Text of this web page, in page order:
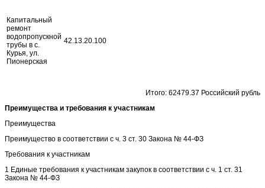
Капитальный
ремонт
водопропускной
трубы в с.
Курья, ул.
Пионерская
42.13.20.100
Итого: 62479.37 Российский рубль
Преимущества и требования к участникам
Преимущества
Преимущество в соответствии с ч. 3 ст. 30 Закона № 44-ФЗ
Требования к участникам
1 Единые требования к участникам закупок в соответствии с ч. 1 ст. 31
Закона № 44-ФЗ